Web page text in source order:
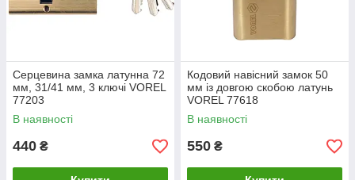
Серцевина замка латунна 72
мм, 31/41 мм, 3 ключі VOREL
77203
В наявності
440 ₴
Кодовий навісний замок 50
мм із довгою скобою латунь
VOREL 77618
В наявності
550 ₴